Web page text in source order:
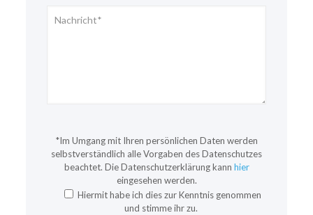
*Im Umgang mit Ihren persönlichen Daten werden
selbstverständlich alle Vorgaben des Datenschutzes
beachtet. Die Datenschutzerklärung kann hier
eingesehen werden.
Hiermit habe ich dies zur Kenntnis genommen
und stimme ihr zu.